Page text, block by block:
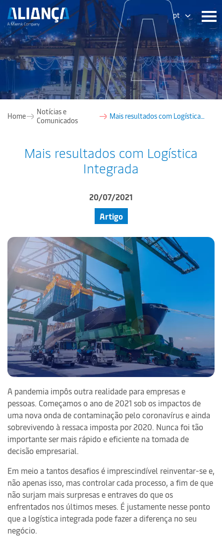
pt
Home
Notícias e
Comunicados
Mais resultados com Logística
Mais resultados com Logística
Integrada
20/07/2021
Artigo
A pandemia impôs outra realidade para empresas e
pessoas. Começamos o ano de 2021 sob os impactos de
uma nova onda de contaminação pelo coronavírus e ainda
sobrevivendo à ressaca imposta por 2020. Nunca foi tão
importante ser mais rápido e eficiente na tomada de
decisão empresarial.
Em meio a tantos desafios é imprescindível reinventar-se e,
não apenas isso, mas controlar cada processo, a fim de que
não surjam mais surpresas e entraves do que os
enfrentados nos últimos meses. É justamente nesse ponto
que a logística integrada pode fazer a diferença no seu
negócio.